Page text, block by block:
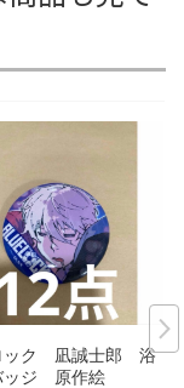
ック 凪誠士郎 浴
ジ 原作絵